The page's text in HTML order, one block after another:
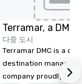
다중 도시
Terramar DMC is a
destination
company proudly